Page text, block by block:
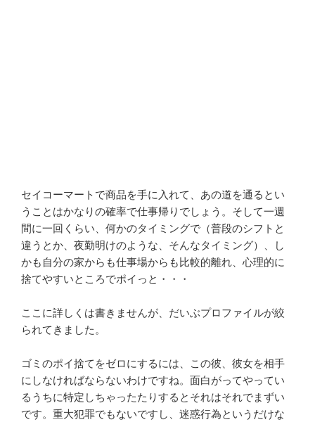
セイコーマートで商品を手に入れて、あの道を通るとい
うことはかなりの確率で仕事帰りでしょう。そして一週
間に一回くらい、何かのタイミングで（普段のシフトと
違うとか、夜勤明けのような、そんなタイミング）、し
かも自分の家からも仕事場からも比較的離れ、心理的に
捨てやすいところでポイっと・・・
ここに詳しくは書きませんが、だいぶプロファイルが絞
られてきました。
ゴミのポイ捨てをゼロにするには、この彼、彼女を相手
にしなければならないわけですね。面白がってやってい
るうちに特定しちゃったたりするとそれはそれでまずい
です。重大犯罪でもないですし、迷惑行為というだけな